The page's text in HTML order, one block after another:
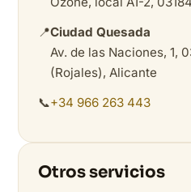
📍Ciudad Quesada
Av. de las Naciones, 1,
(Rojales), Alicante
📞+34 966 263 443
Otros servicios